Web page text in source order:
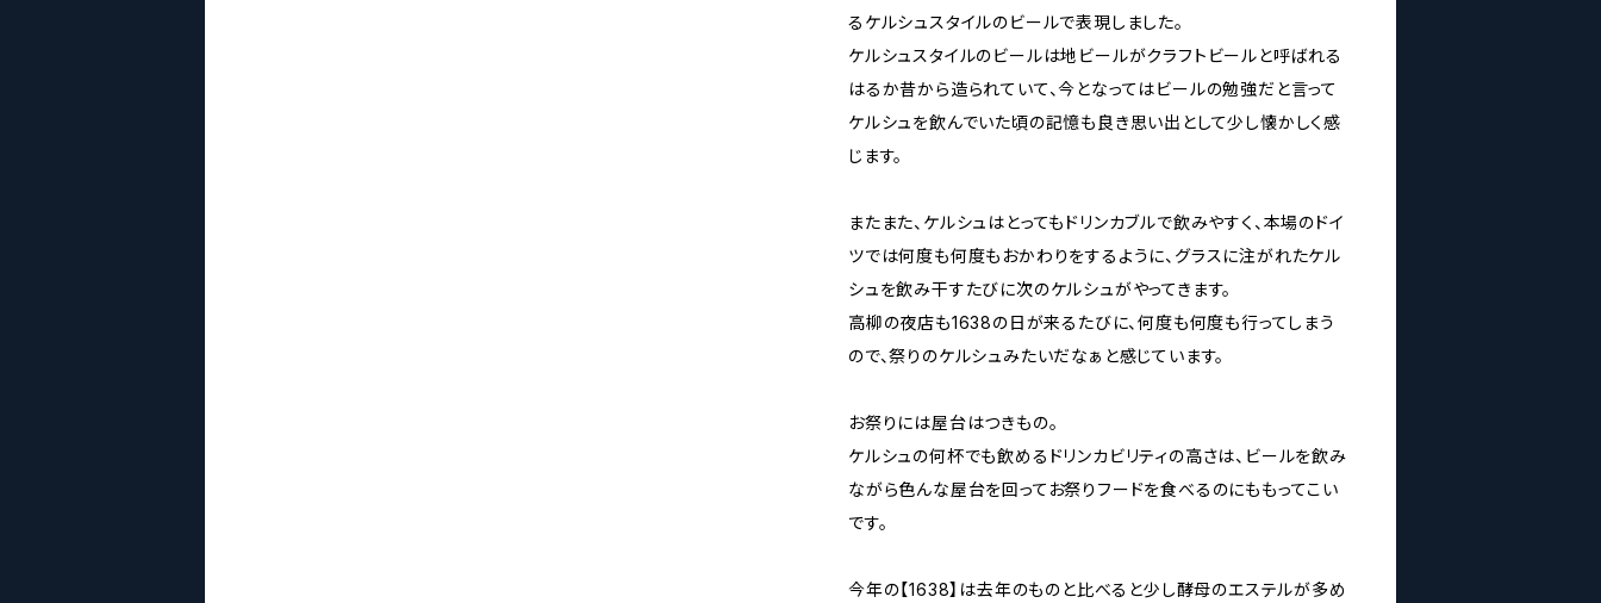
るケルシュスタイルのビールで表現しました。
ケルシュスタイルのビールは地ビールがクラフトビールと呼ばれる
はるか昔から造られていて、今となってはビールの勉強だと言って
ケルシュを飲んでいた頃の記憶も良き思い出として少し懐かしく感
じます。
またまた、ケルシュはとってもドリンカブルで飲みやすく、本場のドイ
ツでは何度も何度もおかわりをするように、グラスに注がれたケル
シュを飲み干すたびに次のケルシュがやってきます。
高柳の夜店も1638の日が来るたびに、何度も何度も行ってしまう
ので、祭りのケルシュみたいだなぁと感じています。
お祭りには屋台はつきもの。
ケルシュの何杯でも飲めるドリンカビリティの高さは、ビールを飲み
ながら色んな屋台を回ってお祭りフードを食べるのにももってこい
です。
今年の【1638】は去年のものと比べると少し酵母のエステルが多め